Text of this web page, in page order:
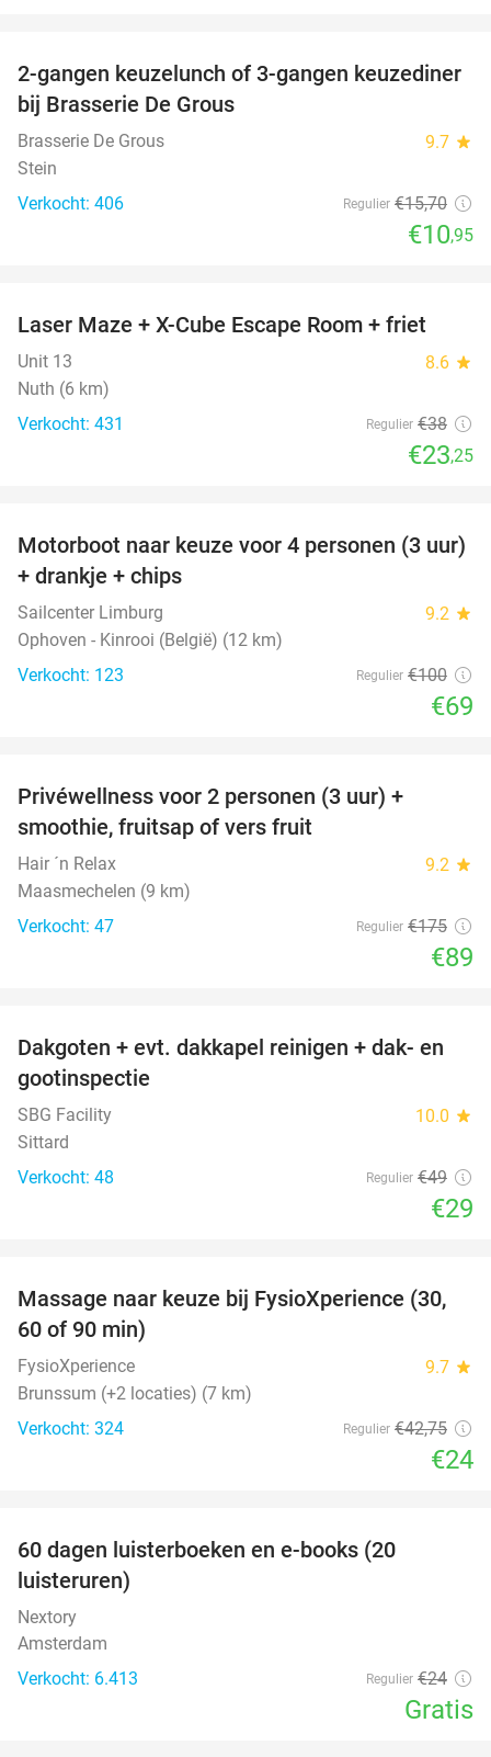
30%
2-gangen keuzelunch of 3-gangen keuzediner
bij Brasserie De Grous
Brasserie De Grous 9.7 star
Stein
Verkocht: 406
Regulier €15,70
€10,95
39%
Laser Maze + X-Cube Escape Room + friet
Unit 13 8.6 star
Nuth (6 km)
Verkocht: 431
Regulier €38
€23,25
31%
Motorboot naar keuze voor 4 personen (3 uur)
+ drankje + chips
Sailcenter Limburg 9.2 star
Ophoven - Kinrooi (België) (12 km)
Verkocht: 123
Regulier €100
€69
Privéwellness voor 2 personen (3 uur) +
smoothie, fruitsap of vers fruit
Hair ´n Relax 9.2 star
Maasmechelen (9 km)
Verkocht: 47
Regulier €175
€89
41%
Dakgoten + evt. dakkapel reinigen + dak- en
gootinspectie
SBG Facility 10.0 star
Sittard
Verkocht: 48
Regulier €49
€29
44%
Massage naar keuze bij FysioXperience (30,
60 of 90 min)
FysioXperience 9.7 star
Brunssum (+2 locaties) (7 km)
Verkocht: 324
Regulier €42,75
€24
60 dagen luisterboeken en e-books (20
luisteruren)
Nextory
Amsterdam
Verkocht: 6.413
Regulier €24
Gratis